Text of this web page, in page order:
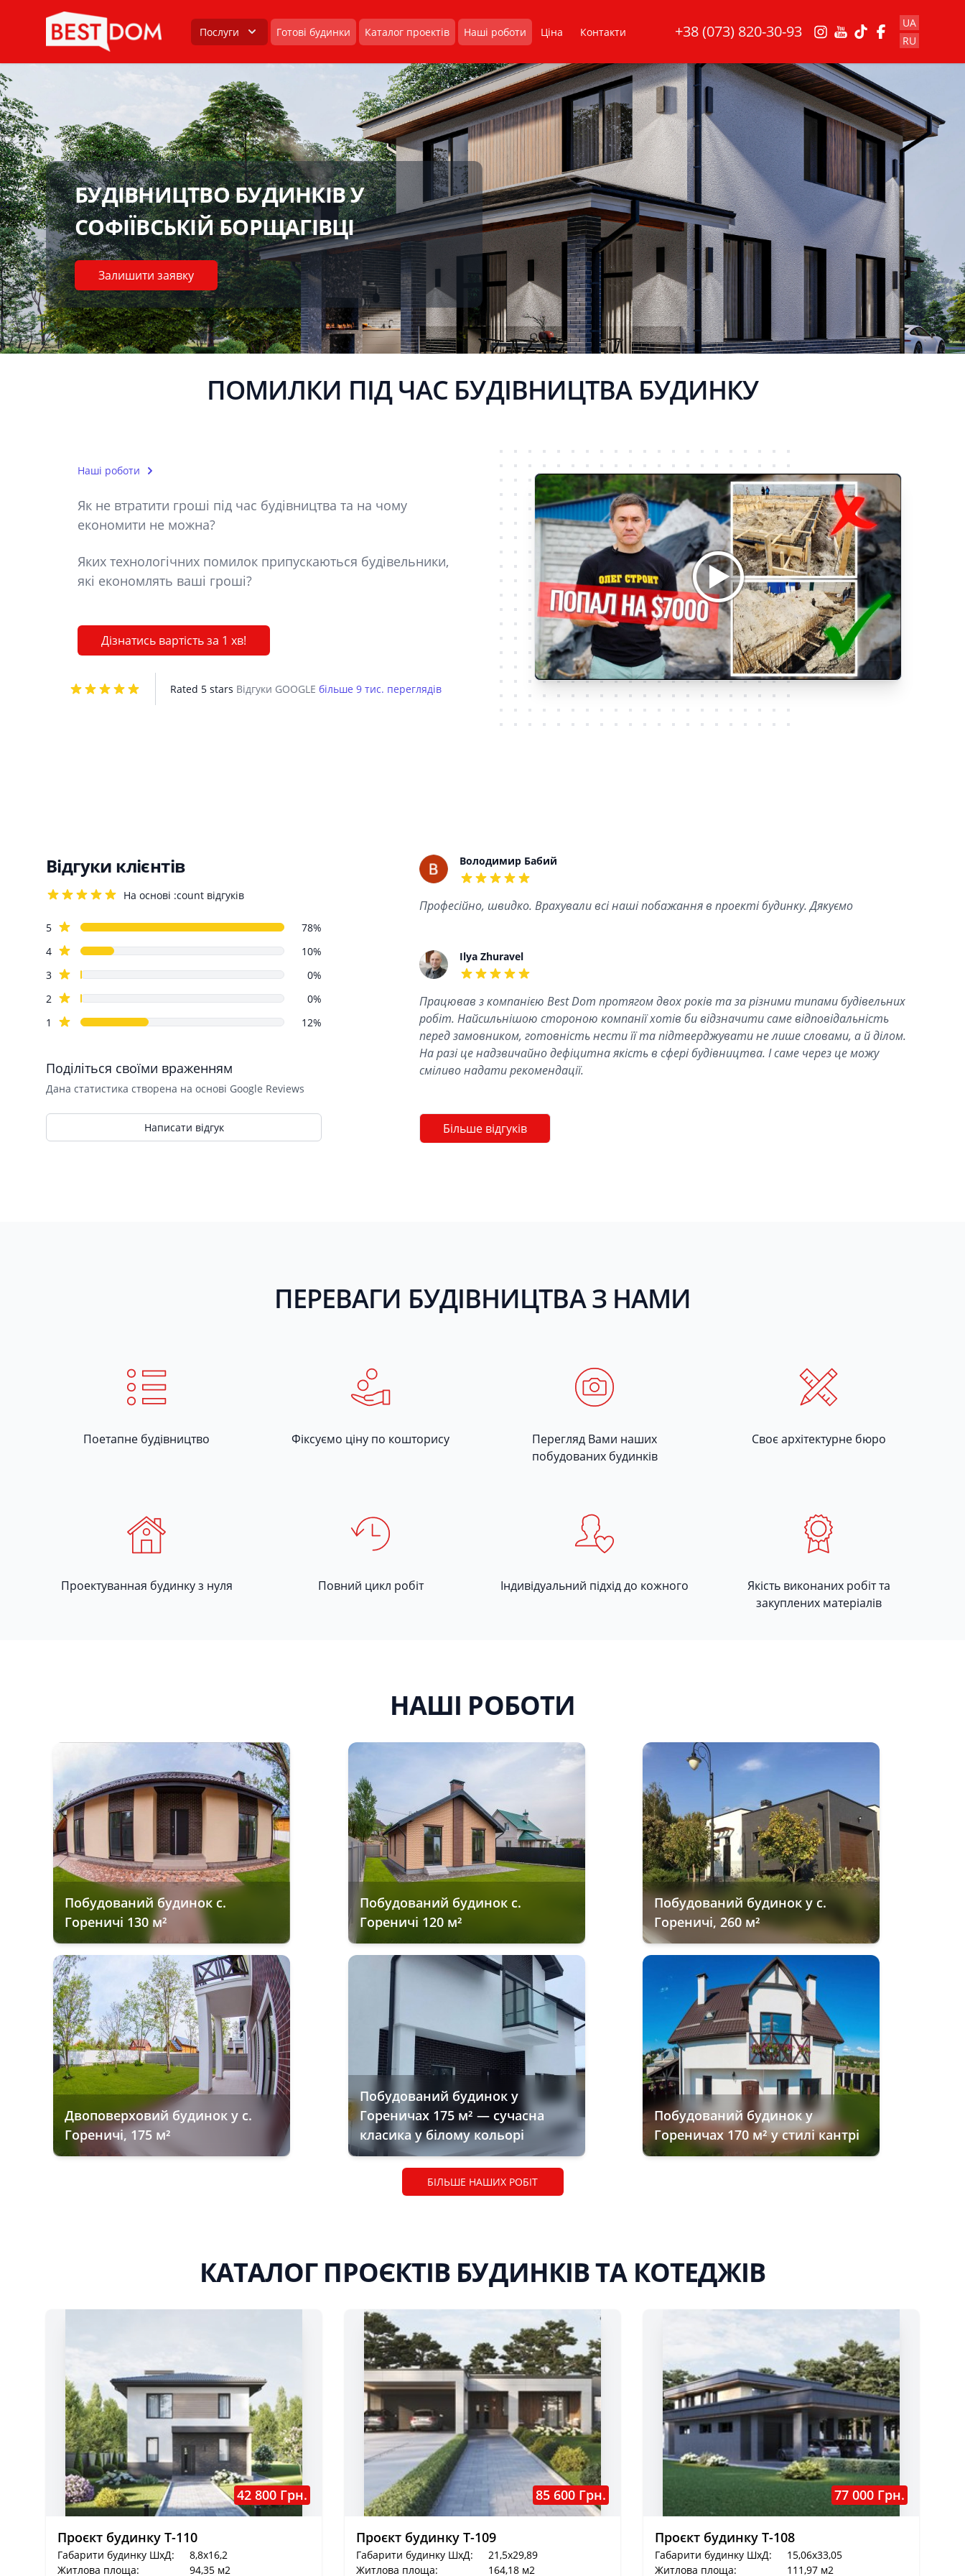
Послуги Готові будинки Каталог проектів Наші роботи Ціна Контакти +38 (073) 820-30-93
UA
RU
БУДІВНИЦТВО БУДИНКІВ У
СОФІЇВСЬКІЙ БОРЩАГІВЦІ
Залишити заявку
ПОМИЛКИ ПІД ЧАС БУДІВНИЦТВА БУДИНКУ
Наші роботи
Як не втратити гроші під час будівництва та на чому
економити не можна?
Яких технологічних помилок припускаються будівельники,
які економлять ваші гроші?
Дізнатись вартість за 1 хв!
Rated 5 stars Відгуки GOOGLE більше 9 тис. переглядів
Відгуки клієнтів
На основі :count відгуків
Review data
5star reviews
78%
4star reviews
10%
3star reviews
0%
2 star reviews
0%
1
star reviews 12%
Поділіться своїми враженням
Дана статистика створена на основі Google Reviews
Написати відгук
Recent reviewsВолодимир Бабий
Професійно, швидко. Врахували всі наші побажання в проекті будинку. Дякуємо
Ilya Zhuravel
Працював з компанією Best Dom протягом двох років та за різними типами будівельних
робіт. Найсильнішою стороною компанії хотів би відзначити саме відповідальність
перед замовником, готовність нести її та підтверджувати не лише словами, а й ділом.
На разі це надзвичайно дефіцитна якість в сфері будівництва. І саме через це можу
сміливо надати рекомендації.
Більше відгуків
ПЕРЕВАГИ БУДІВНИЦТВА З НАМИ
Поетапне будівництво Фіксуємо ціну по кошторису
Перегляд Вами наших
побудованих будинків
Своє архітектурне бюро
Проектуванная будинку з нуля Повний цикл робіт Індивідуальний підхід до кожного
Якість виконаних робіт та
закуплених матеріалів
НАШІ РОБОТИ
Побудований будинок с.
Гореничі 130 м²
Побудований будинок с.
Гореничі 120 м²
Побудований будинок у с.
Гореничі, 260 м²
Двоповерховий будинок у с.
Гореничі, 175 м²
Побудований будинок у
Гореничах 175 м² — сучасна
класика у білому кольорі
Побудований будинок у
Гореничах 170 м² у стилі кантрі
БІЛЬШЕ НАШИХ РОБІТ
КАТАЛОГ ПРОЄКТІВ БУДИНКІВ ТА КОТЕДЖІВ
42 800 Грн.
Проєкт будинку Т-110
Габарити будинку ШхД:
8,8x16,2
Житлова площа:
94,35 м2
85 600 Грн.
Проєкт будинку Т-109
Габарити будинку ШхД:
21,5x29,89
Житлова площа:
164,18 м2
77 000 Грн.
Проєкт будинку Т-108
Габарити будинку ШхД:
15,06x33,05
Житлова площа:
111,97 м2